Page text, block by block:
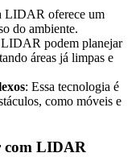
LIDAR oferece um
do ambiente.
podem planejar
áreas já limpas e
: Essa tecnologia é
como móveis e
com LIDAR